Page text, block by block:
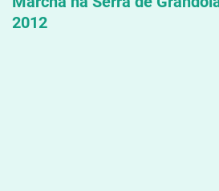
2012